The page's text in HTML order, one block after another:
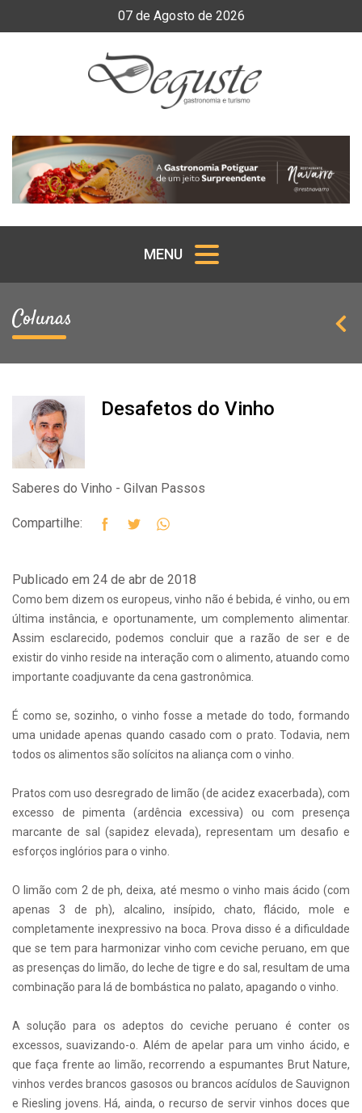
07 de Agosto de 2026
MENU
Colunas
Desafetos do Vinho
Saberes do Vinho - Gilvan Passos
Compartilhe:
Publicado em 24 de abr de 2018
Como bem dizem os europeus, vinho não é bebida, é vinho, ou em
última instância, e oportunamente, um complemento alimentar.
Assim esclarecido, podemos concluir que a razão de ser e de
existir do vinho reside na interação com o alimento, atuando como
importante coadjuvante da cena gastronômica.
É como se, sozinho, o vinho fosse a metade do todo, formando
uma unidade apenas quando casado com o prato. Todavia, nem
todos os alimentos são solícitos na aliança com o vinho.
Pratos com uso desregrado de limão (de acidez exacerbada), com
excesso de pimenta (ardência excessiva) ou com presença
marcante de sal (sapidez elevada), representam um desafio e
esforços inglórios para o vinho.
O limão com 2 de ph, deixa, até mesmo o vinho mais ácido (com
apenas 3 de ph), alcalino, insípido, chato, flácido, mole e
completamente inexpressivo na boca. Prova disso é a dificuldade
que se tem para harmonizar vinho com ceviche peruano, em que
as presenças do limão, do leche de tigre e do sal, resultam de uma
combinação para lá de bombástica no palato, apagando o vinho.
A solução para os adeptos do ceviche peruano é conter os
excessos, suavizando-o. Além de apelar para um vinho ácido, e
que faça frente ao limão, recorrendo a espumantes Brut Nature,
vinhos verdes brancos gasosos ou brancos acídulos de Sauvignon
e Riesling jovens. Há, ainda, o recurso de servir vinhos doces que